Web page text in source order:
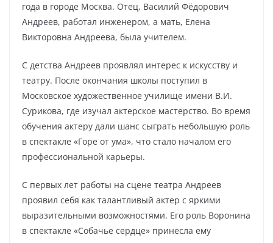
года в городе Москва. Отец, Василий Фёдорович
Андреев, работал инженером, а мать, Елена
Викторовна Андреева, была учителем.
С детства Андреев проявлял интерес к искусству и
театру. После окончания школы поступил в
Московское художественное училище имени В.И.
Сурикова, где изучал актерское мастерство. Во время
обучения актеру дали шанс сыграть небольшую роль
в спектакле «Горе от ума», что стало началом его
профессиональной карьеры.
С первых лет работы на сцене театра Андреев
проявил себя как талантливый актер с яркими
выразительными возможностями. Его роль Воронина
в спектакле «Собачье сердце» принесла ему